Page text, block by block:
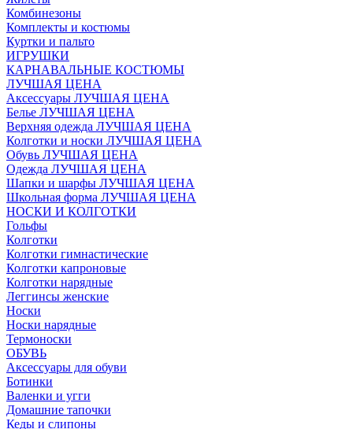
Комбинезоны
Комплекты и костюмы
Куртки и пальто
ИГРУШКИ
КАРНАВАЛЬНЫЕ КОСТЮМЫ
ЛУЧШАЯ ЦЕНА
Аксессуары ЛУЧШАЯ ЦЕНА
Белье ЛУЧШАЯ ЦЕНА
Верхняя одежда ЛУЧШАЯ ЦЕНА
Колготки и носки ЛУЧШАЯ ЦЕНА
Обувь ЛУЧШАЯ ЦЕНА
Одежда ЛУЧШАЯ ЦЕНА
Шапки и шарфы ЛУЧШАЯ ЦЕНА
Школьная форма ЛУЧШАЯ ЦЕНА
НОСКИ И КОЛГОТКИ
Гольфы
Колготки
Колготки гимнастические
Колготки капроновые
Колготки нарядные
Леггинсы женские
Носки
Носки нарядные
Термоноски
ОБУВЬ
Аксессуары для обуви
Ботинки
Валенки и угги
Домашние тапочки
Кеды и слипоны